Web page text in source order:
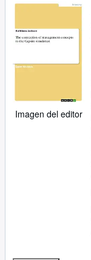
Imagen del editor